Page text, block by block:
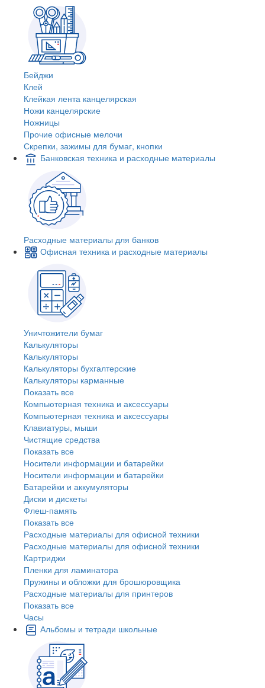
Бейджи
Клей
Клейкая лента канцелярская
Ножи канцелярские
Ножницы
Прочие офисные мелочи
Скрепки, зажимы для бумаг, кнопки
Банковская техника и расходные материалы
Расходные материалы для банков
Офисная техника и расходные материалы
Уничтожители бумаг
Калькуляторы
Калькуляторы
Калькуляторы бухгалтерские
Калькуляторы карманные
Показать все
Компьютерная техника и аксессуары
Компьютерная техника и аксессуары
Клавиатуры, мыши
Чистящие средства
Показать все
Носители информации и батарейки
Носители информации и батарейки
Батарейки и аккумуляторы
Диски и дискеты
Флеш-память
Показать все
Расходные материалы для офисной техники
Расходные материалы для офисной техники
Картриджи
Пленки для ламинатора
Пружины и обложки для брошюровщика
Расходные материалы для принтеров
Показать все
Часы
Альбомы и тетради школьные